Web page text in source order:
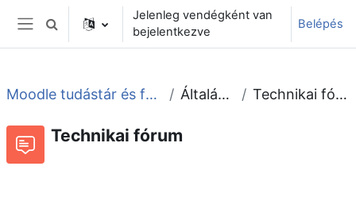
Tovább a fő tartalomhoz
Oldalpanel
Keresési bemeneti adatok váltása
Jelenleg vendégként van
bejelentkezve
Belépés
Moodle tudástár és fórum Általános Technikai fórum
Technikai fórum